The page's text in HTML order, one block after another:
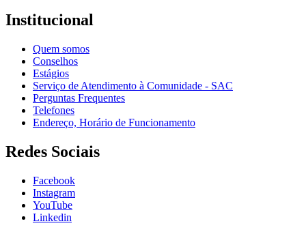
Institucional
Quem somos
Conselhos
Estágios
Serviço de Atendimento à Comunidade - SAC
Perguntas Frequentes
Telefones
Endereço, Horário de Funcionamento
Redes Sociais
Facebook
Instagram
YouTube
Linkedin